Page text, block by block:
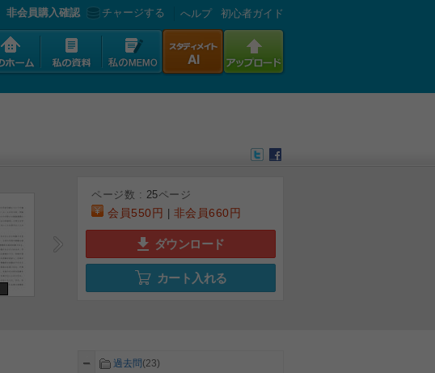
非会員購入確認 チャージする へルプ 初心者ガイド
ページ数 : 25ページ
会員550円 非会員660円
ダウンロード
カート入れる
過去問 (23)